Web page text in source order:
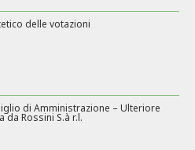
delle votazioni
di Amministrazione – Ulteriore
Rossini S.à r.l.